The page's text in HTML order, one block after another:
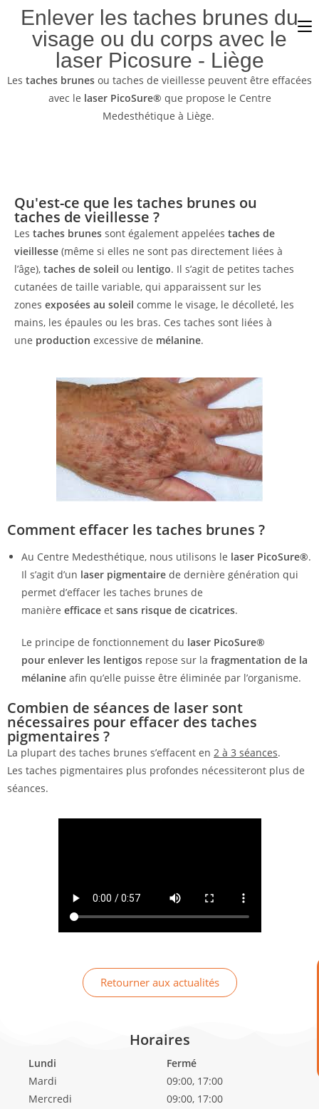
Enlever les taches brunes du
visage ou du corps avec le
laser Picosure - Liège
Les taches brunes ou taches de vieillesse peuvent être effacées
avec le laser PicoSure® que propose le Centre
Medesthétique à Liège.
Qu'est-ce que les taches brunes ou
taches de vieillesse ?
Les taches brunes sont également appelées taches de
vieillesse (même si elles ne sont pas directement liées à
l’âge), taches de soleil ou lentigo. Il s’agit de petites taches
cutanées de taille variable, qui apparaissent sur les
zones exposées au soleil comme le visage, le décolleté, les
mains, les épaules ou les bras. Ces taches sont liées à
une production excessive de mélanine.
Comment effacer les taches brunes ?
Au Centre Medesthétique, nous utilisons le laser PicoSure®.
Il s’agit d’un laser pigmentaire de dernière génération qui
permet d’effacer les taches brunes de
manière efficace et sans risque de cicatrices.
Le principe de fonctionnement du laser PicoSure®
pour enlever les lentigos repose sur la fragmentation de la
mélanine afin qu’elle puisse être éliminée par l’organisme.
Combien de séances de laser sont
nécessaires pour effacer des taches
pigmentaires ?
La plupart des taches brunes s’effacent en 2 à 3 séances.
Les taches pigmentaires plus profondes nécessiteront plus de
séances.
Retourner aux actualités
Horaires
Lundi
Mardi
Mercredi
Fermé
09:00, 17:00
09:00, 17:00